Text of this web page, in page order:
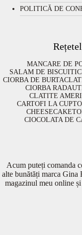
POLITICĂ DE
MANCARE DE
SALAM DE BISCUITI
CIORBA DE BURTA
CIORBA
CLATITE
CARTOFI LA
CHEESECAKE
CIOCOLATA DE
Acum puteți comanda
alte bunătăți marca Gina
magazinul meu online